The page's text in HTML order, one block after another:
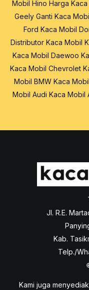
Mobil Hino Harga Kaca
Geely Ganti Kaca Mobil
Ford Kaca Mobil
Distributor Kaca Mobil
Kaca Mobil Daewoo
Kaca Mobil Chevrolet
Mobil BMW Kaca
Mobil Audi Kaca Mobil
Jl. R.E.
Kab.
Telp./
Kami juga